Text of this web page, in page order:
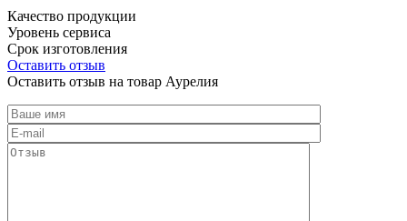
Качество продукции
Уровень сервиса
Срок изготовления
Оставить отзыв
Оставить отзыв на товар Аурелия